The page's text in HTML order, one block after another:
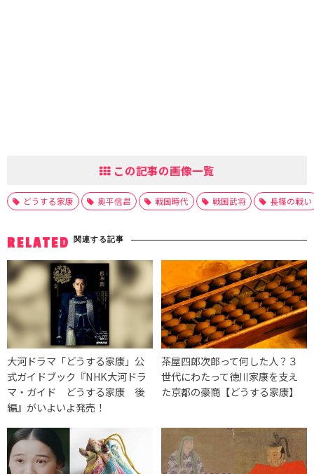
この記事の画像一覧
どうする家康 奥平信昌 戦国時代 戦国武将 長篠の戦い
RELATED 関連する記事
大河ドラマ「どうする家康」公
式ガイドブック『NHK大河ドラ
マ・ガイド どうする家康 後
編』がいよいよ発売！
茶屋四郎次郎って何した人？３
世代にわたって徳川家康を支え
た京都の豪商【どうする家康】